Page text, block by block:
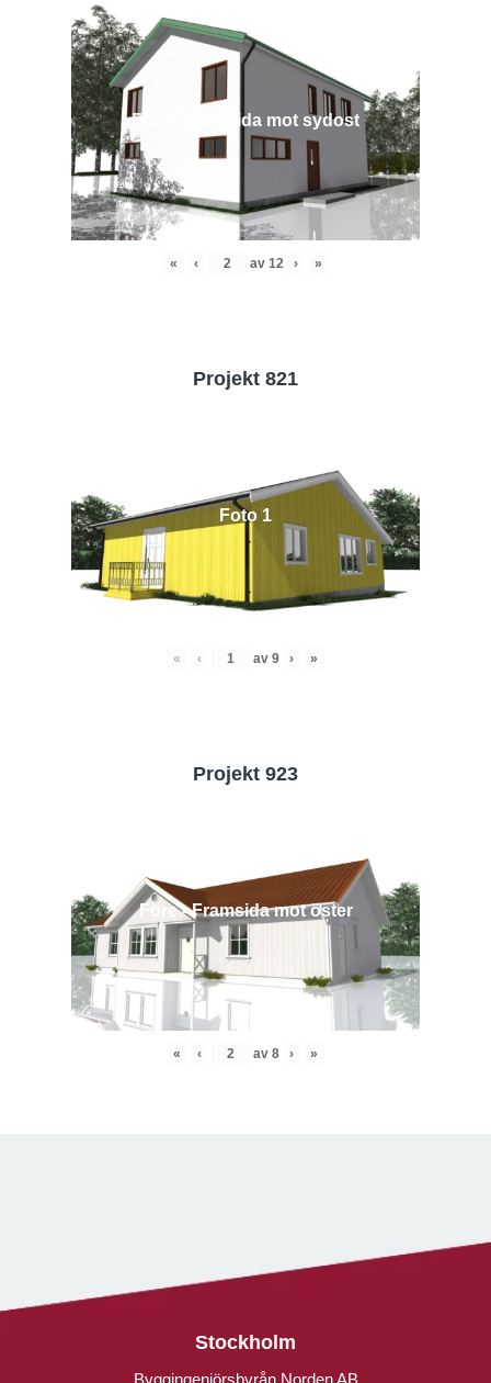
Före - Framsida mot sydost
« ‹ av 12 › »
Projekt 821
Foto 1
« ‹ av 9 › »
Projekt 923
Före - Framsida mot öster
« ‹ av 8 › »
Stockholm
Byggingenjörsbyrån Norden AB